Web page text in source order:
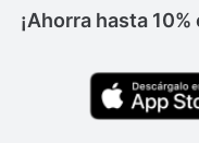
¡Ahorra hasta